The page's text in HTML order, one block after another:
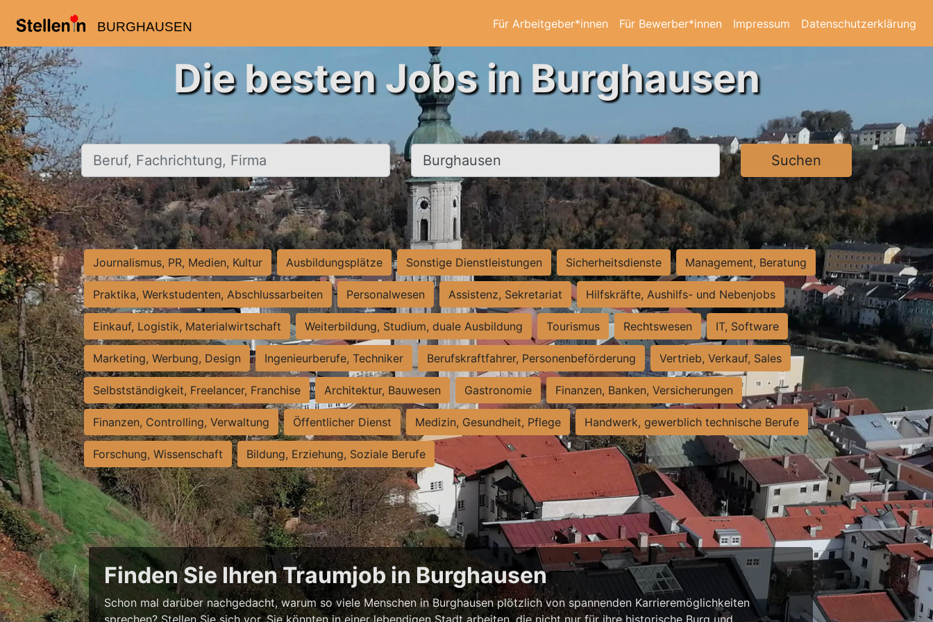
BURGHAUSEN Für Arbeitgeber*innen Für Bewerber*innen Impressum Datenschutzerklärung
Die besten Jobs in Burghausen
Beruf, Fachrichtung, Firma Ort, Stadt Suchen
Journalismus, PR, Medien, Kultur Ausbildungsplätze Sonstige Dienstleistungen Sicherheitsdienste Management, Beratung
Praktika, Werkstudenten, Abschlussarbeiten Personalwesen Assistenz, Sekretariat Hilfskräfte, Aushilfs- und Nebenjobs
Einkauf, Logistik, Materialwirtschaft Weiterbildung, Studium, duale Ausbildung Tourismus Rechtswesen IT, Software
Marketing, Werbung, Design Ingenieurberufe, Techniker Berufskraftfahrer, Personenbeförderung Vertrieb, Verkauf, Sales
Selbstständigkeit, Freelancer, Franchise Architektur, Bauwesen Gastronomie Finanzen, Banken, Versicherungen
Finanzen, Controlling, Verwaltung Öffentlicher Dienst Medizin, Gesundheit, Pflege Handwerk, gewerblich technische Berufe
Forschung, Wissenschaft Bildung, Erziehung, Soziale Berufe
Finden Sie Ihren Traumjob in Burghausen
Schon mal darüber nachgedacht, warum so viele Menschen in Burghausen plötzlich von spannenden Karrieremöglichkeiten